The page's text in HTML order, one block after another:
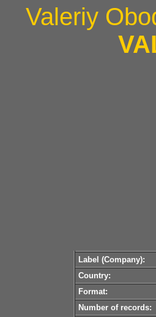
Valeriy
Label (Company):
Country:
Format:
Number of records: